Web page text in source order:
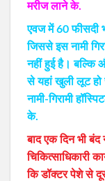
मरीज लाने के.
एवज में 60 फीसदी
जिससे इस नामी
नहीं हुई है। बल्कि
से यहां खुली लूट हो
नामी-गिरामी
के.
बाद एक दिन भी
चिकित्साधिकारी
कि डॉक्टर पेशे से